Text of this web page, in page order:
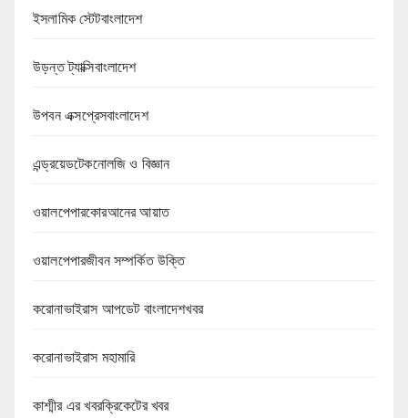
ইসলামিক স্টেটবাংলাদেশ
উড়ন্ত ট্যাক্সিবাংলাদেশ
উপবন এক্সপ্রেসবাংলাদেশ
এন্ড্রয়েডটেকনোলজি ও বিজ্ঞান
ওয়ালপেপারকোরআনের আয়াত
ওয়ালপেপারজীবন সম্পর্কিত উক্তি
করোনাভাইরাস আপডেট বাংলাদেশখবর
করোনাভাইরাস মহামারি
কাশ্মীর এর খবরক্রিকেটের খবর